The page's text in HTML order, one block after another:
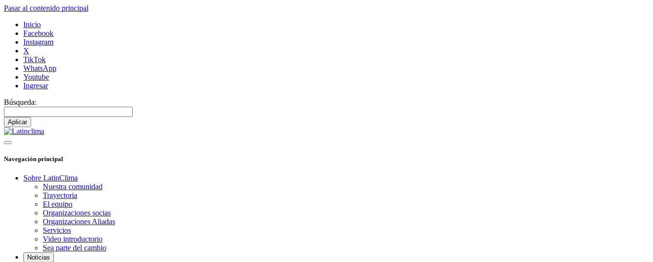
Pasar al contenido principal
Inicio
Facebook
Instagram
X
TikTok
WhatsApp
Youtube
Ingresar
Búsqueda:
Navegación principal
Sobre LatinClima
Nuestra comunidad
Trayectoria
El equipo
Organizaciones socias
Organizaciones Aliadas
Servicios
Video introductorio
Sea parte del cambio
Noticias